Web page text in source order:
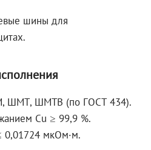
шины для
ШМТ, ШМТВ (по ГОСТ 434).
Cu ≥ 99,9 %.
0,01724 мкОм·м.